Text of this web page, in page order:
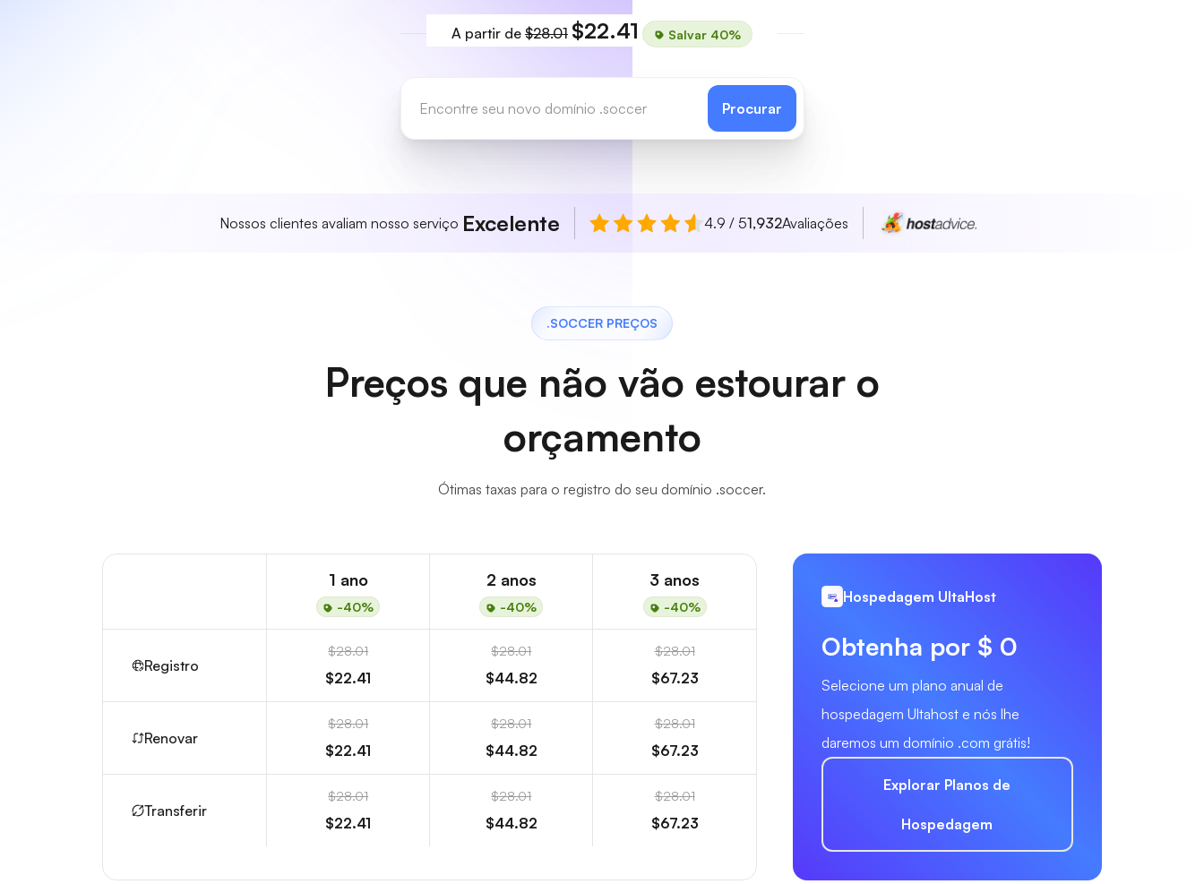
A partir de $28.01 $22.41 Salvar 40%
Procurar
Nossos clientes avaliam nosso serviço Excelente 4.9 / 51,932Avaliações
.SOCCER PREÇOS
Preços que não vão estourar o
orçamento
Ótimas taxas para o registro do seu domínio .soccer.
1 ano
-40%
2 anos
-40%
3 anos
-40%
Registro
$28.01
$22.41
$28.01
$44.82
$28.01
$67.23
Renovar
$28.01
$22.41
$28.01
$44.82
$28.01
$67.23
Transferir
$28.01
$22.41
$28.01
$44.82
$28.01
$67.23
Hospedagem UltaHost
Obtenha por $ 0
Selecione um plano anual de
hospedagem Ultahost e nós lhe
daremos um domínio .com grátis!
Explorar Planos de
Hospedagem